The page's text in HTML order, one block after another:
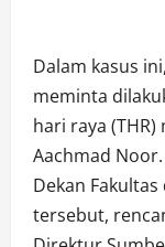
Dalam kasus
meminta
hari raya
Aachmad
Dekan
tersebut,